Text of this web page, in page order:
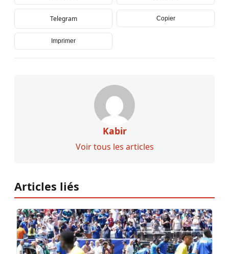
Telegram Copier
Imprimer
Kabir
Voir tous les articles
Articles liés